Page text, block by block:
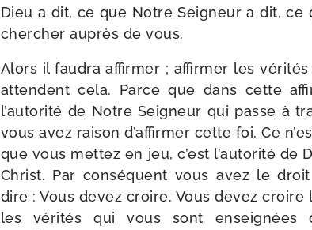
Dieu a dit, ce que Notre Seigneur a dit, ce
cher­cher auprès de vous.
Alors il fau­dra affir­mer ; affir­mer les
attendent cela. Parce que dans cette
l’autorité de Notre Seigneur qui passe à
vous avez rai­son d’affirmer cette foi. Ce
que vous met­tez en jeu, c’est l’autorité de
Christ. Par consé­quent vous avez le
dire : Vous devez croire. Vous devez
les véri­tés qui vous sont